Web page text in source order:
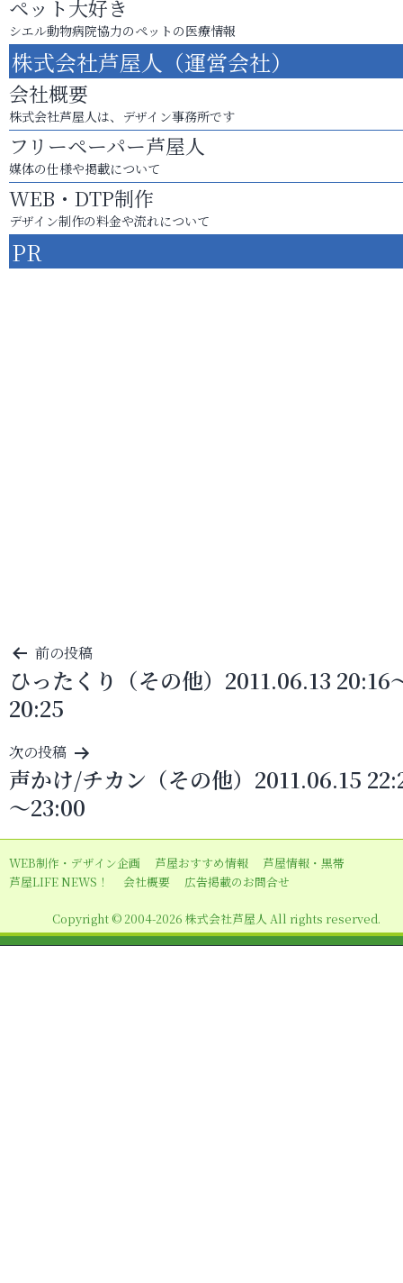
ペット大好き
シエル動物病院協力のペットの医療情報
株式会社芦屋人（運営会社）
会社概要
株式会社芦屋人は、デザイン事務所です
フリーペーパー芦屋人
媒体の仕様や掲載について
WEB・DTP制作
デザイン制作の料金や流れについて
PR
投
稿
ナ
ビ
ゲ
ー
シ
ョ
ン
前の投稿
ひったくり（その他）2011.06.13 20:16
20:25
次の投稿
声かけ/チカン（その他）2011.06.15
～23:00
WEB制作・デザイン企画 芦屋おすすめ情報
芦屋情報・黒帯
芦屋LIFE NEWS！
会社概要 広告掲載のお問合せ
Copyright © 2004-2026 株式会社芦屋人 All rights reserved.